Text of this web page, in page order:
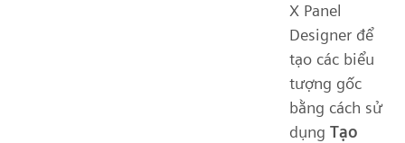
X Panel
Designer để
tạo các biểu
tượng gốc
bằng cách sử
dụng Tạo